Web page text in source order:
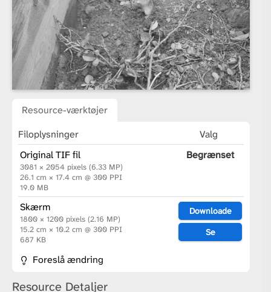
Resource-værktøjer
Filoplysninger
Valg
Original TIF fil
3081 × 2054 pixels (6.33 MP)
26.1 cm × 17.4 cm @ 300 PPI
19.0 MB
Begrænset
Skærm
1800 × 1200 pixels (2.16 MP)
15.2 cm × 10.2 cm @ 300 PPI
687 KB
Downloade
Se
Foreslå ændring
Resource Detaljer